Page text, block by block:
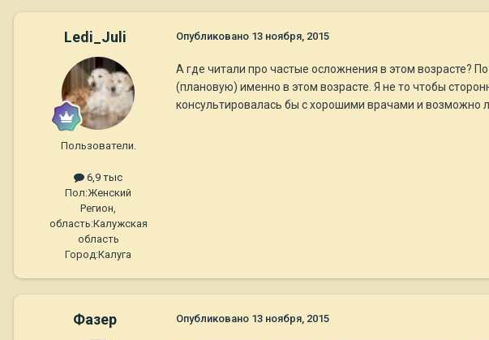
Ledi_Juli
Пользователи.
6,9 тыс
Пол:Женский
Регион,
область:Калужская
область
Город:Калуга
Опубликовано 13 ноября, 2015
А где читали про частые осложнения в этом возрасте?
(плановую) именно в этом возрасте. Я не то чтобы
консультировалась бы с хорошими врачами и возможно
Фазер Опубликовано 13 ноября, 2015